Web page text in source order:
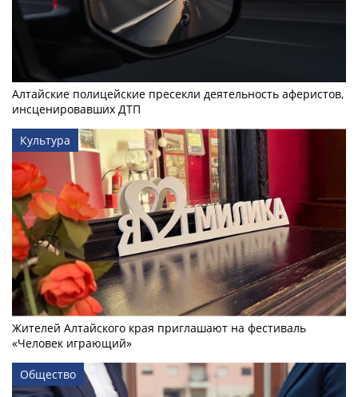
Алтайские полицейские пресекли деятельность аферистов,
инсценировавших ДТП
Культура
Жителей Алтайского края приглашают на фестиваль
«Человек играющий»
Общество